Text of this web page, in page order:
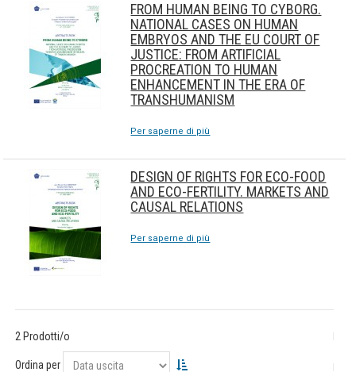
FROM HUMAN BEING TO CYBORG.
NATIONAL CASES ON HUMAN
EMBRYOS AND THE EU COURT OF
JUSTICE: FROM ARTIFICIAL
PROCREATION TO HUMAN
ENHANCEMENT IN THE ERA OF
TRANSHUMANISM
Per saperne di più
DESIGN OF RIGHTS FOR ECO-FOOD
AND ECO-FERTILITY. MARKETS AND
CAUSAL RELATIONS
Per saperne di più
2 Prodotti/o
Ordina per